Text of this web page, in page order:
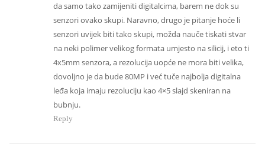
da samo tako zamijeniti digitalcima, barem ne dok su
senzori ovako skupi. Naravno, drugo je pitanje hoće li
senzori uvijek biti tako skupi, možda nauče tiskati stvar
na neki polimer velikog formata umjesto na silicij, i eto ti
4x5mm senzora, a rezolucija uopće ne mora biti velika,
dovoljno je da bude 80MP i već tuče najbolja digitalna
leđa koja imaju rezoluciju kao 4×5 slajd skeniran na
bubnju.
Reply